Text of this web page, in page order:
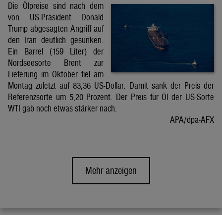
Die Ölpreise sind nach dem
von US-Präsident Donald
Trump abgesagten Angriff auf
den Iran deutlich gesunken.
Ein Barrel (159 Liter) der
Nordseesorte Brent zur
Lieferung im Oktober fiel am
Montag zuletzt auf 83,36 US-Dollar. Damit sank der Preis der
Referenzsorte um 5,20 Prozent. Der Preis für Öl der US-Sorte
WTI gab noch etwas stärker nach.
APA/dpa-AFX
Mehr anzeigen